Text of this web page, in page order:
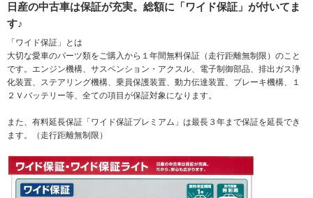
日産の中古車は保証が充実。総額に「ワイド保証」が付いてま
す♪
「ワイド保証」とは
大切な愛車のパーツ類をご購入から１年間無料保証（走行距離無制限）のこと
です。エンジン機構、サスペンション・アクスル、電子制御部品、排出ガス浄
化装置、ステアリング機構、乗員保護装置、動力伝達装置、ブレーキ機構、１
２Ｖバッテリー等、全ての項目が保証対象になります。
また、有料延長保証「ワイド保証プレミアム」は最長３年まで保証を延長でき
ます。（走行距離無制限）